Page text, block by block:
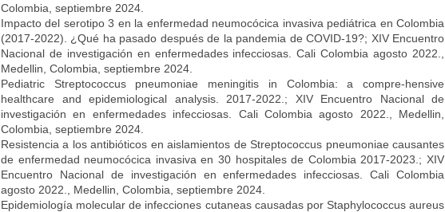
Colombia, septiembre 2024.
Impacto del serotipo 3 en la enfermedad neumocócica invasiva pediátrica en Colombia
(2017-2022). ¿Qué ha pasado después de la pandemia de COVID-19?; XIV Encuentro
Nacional de investigación en enfermedades infecciosas. Cali Colombia agosto 2022.,
Medellin, Colombia, septiembre 2024.
Pediatric Streptococcus pneumoniae meningitis in Colombia: a compre-hensive
healthcare and epidemiological analysis. 2017-2022.; XIV Encuentro Nacional de
investigación en enfermedades infecciosas. Cali Colombia agosto 2022., Medellin,
Colombia, septiembre 2024.
Resistencia a los antibióticos en aislamientos de Streptococcus pneumoniae causantes
de enfermedad neumocócica invasiva en 30 hospitales de Colombia 2017-2023.; XIV
Encuentro Nacional de investigación en enfermedades infecciosas. Cali Colombia
agosto 2022., Medellin, Colombia, septiembre 2024.
Epidemiología molecular de infecciones cutaneas causadas por Staphylococcus aureus